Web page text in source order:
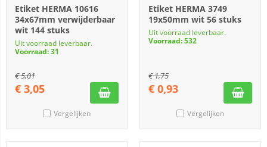
Etiket HERMA 10616
34x67mm verwijderbaar
wit 144 stuks
Uit voorraad leverbaar.
Voorraad: 31
€5,01
€ 3,05
Vergelijken
Etiket HERMA 3749
19x50mm wit 56 stuks
Uit voorraad leverbaar.
Voorraad: 532
€1,75
€ 0,93
Vergelijken